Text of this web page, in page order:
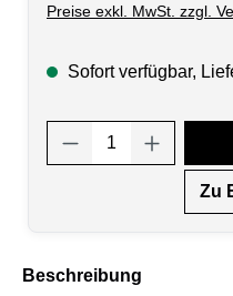
Preise exkl. MwSt. zzgl.
Sofort verfügbar,
Produkt
Zu
Beschreibung